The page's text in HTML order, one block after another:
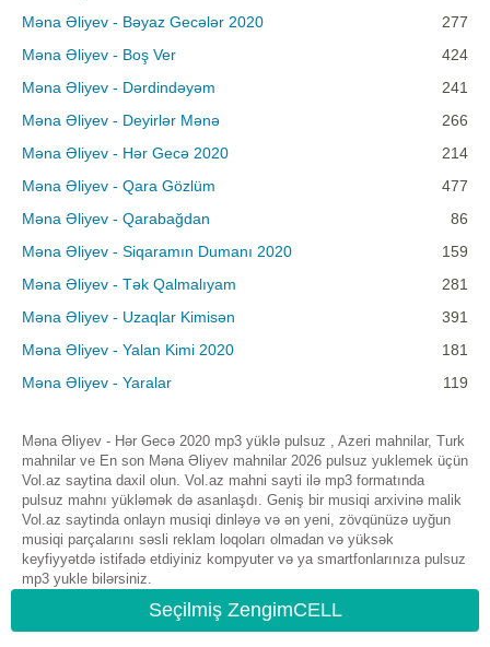
Məna Əliyev - Bəyaz Gecələr 2020
277
Məna Əliyev - Boş Ver
424
Məna Əliyev - Dərdindəyəm
241
Məna Əliyev - Deyirlər Mənə
266
Məna Əliyev - Hər Gecə 2020
214
Məna Əliyev - Qara Gözlüm
477
Məna Əliyev - Qarabağdan
86
Məna Əliyev - Siqaramın Dumanı 2020
159
Məna Əliyev - Tək Qalmalıyam
281
Məna Əliyev - Uzaqlar Kimisən
391
Məna Əliyev - Yalan Kimi 2020
181
Məna Əliyev - Yaralar
119
Məna Əliyev - Hər Gecə 2020 mp3 yüklə pulsuz , Azeri mahnilar, Turk
mahnilar ve En son Məna Əliyev mahnilar 2026 pulsuz yuklemek üçün
Vol.az saytina daxil olun. Vol.az mahni sayti ilə mp3 formatında
pulsuz mahnı yükləmək də asanlaşdı. Geniş bir musiqi arxivinə malik
Vol.az saytinda onlayn musiqi dinləyə və ən yeni, zövqünüzə uyğun
musiqi parçalarını səsli reklam loqoları olmadan və yüksək
keyfiyyətdə istifadə etdiyiniz kompyuter və ya smartfonlarınıza pulsuz
mp3 yukle bilərsiniz.
Seçilmiş ZengimCELL